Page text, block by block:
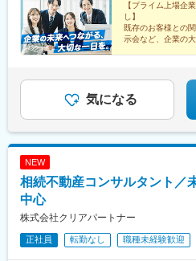
30時間分を月5万6040円以上支
加で支給いたします■年俸制600
業代含む）└月額支給額：50万
固定残業代は時間外労働の有無
ます＝＝＝★年齢・経験等を考
適用します★22：00～翌5：00
支給します
【プライム上場企
し】
既存のお客様との
示会など、企業の
気になる
NEW
相続不動産コンサルタント／
中心
株式会社クリアパートナー
正社員 転勤なし 職種未経験歓迎